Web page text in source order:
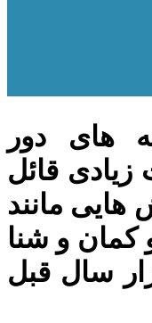
های دور
قائل
هایی مانند
کمان و شنا
سال قبل